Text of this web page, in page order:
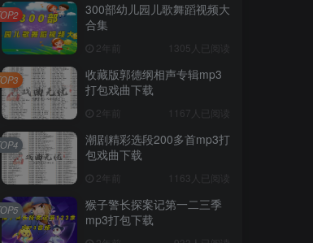
300部幼儿园儿歌舞蹈视频大
合集
2年前 1305人已阅读
收藏版郭德纲相声专辑mp3
打包戏曲下载
2年前 1167人已阅读
潮剧精彩选段200多首mp3打
包戏曲下载
2年前 1163人已阅读
猴子警长探案记第一二三季
mp3打包下载